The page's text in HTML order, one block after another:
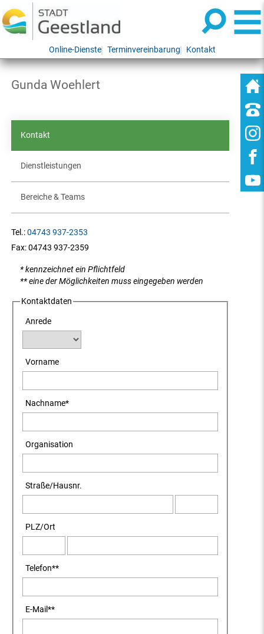
Online-Dienste Terminvereinbarung Kontakt
Gunda Woehlert
Kontakt
Dienstleistungen
Bereiche & Teams
Tel.:04743 937-2353
Fax:04743 937-2359
* kennzeichnet ein Pflichtfeld
** eine der Möglichkeiten muss eingegeben werden
Kontaktdaten
Anrede
Vorname
Nachname*
Organisation
Straße/Hausnr.
PLZ/Ort
Telefon**
E-Mail**